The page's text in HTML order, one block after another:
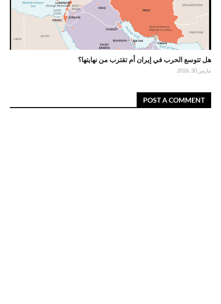
هل تتوسع الحرب في إيران أم تقترب من نهايتها؟
مارس 30, 2026
POST A COMMENT